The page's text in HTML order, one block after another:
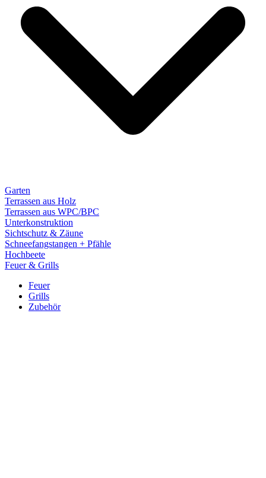
Garten
Terrassen aus Holz
Terrassen aus WPC/BPC
Unterkonstruktion
Sichtschutz & Zäune
Schneefangstangen + Pfähle
Hochbeete
Feuer & Grills
Feuer
Grills
Zubehör